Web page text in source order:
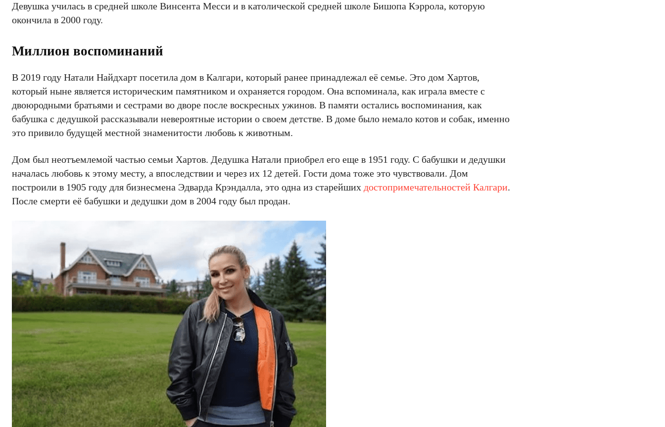
Девушка училась в средней школе Винсента Месси и в католической средней школе Бишопа Кэррола, которую
окончила в 2000 году.
Миллион воспоминаний
В 2019 году Натали Найдхарт посетила дом в Калгари, который ранее принадлежал её семье. Это дом Хартов,
который ныне является историческим памятником и охраняется городом. Она вспоминала, как играла вместе с
двоюродными братьями и сестрами во дворе после воскресных ужинов. В памяти остались воспоминания, как
бабушка с дедушкой рассказывали невероятные истории о своем детстве. В доме было немало котов и собак, именно
это привилo будущей местной знаменитости любовь к животным.
Дом был неотъемлемой частью семьи Хартов. Дедушка Натали приобрел его еще в 1951 году. С бабушки и дедушки
началась любовь к этому месту, а впоследствии и через их 12 детей. Гости дома тоже это чувствовали. Дом
построили в 1905 году для бизнесмена Эдварда Крэндалла, это одна из старейших достопримечательностей Калгари.
После смерти её бабушки и дедушки дом в 2004 году был продан.